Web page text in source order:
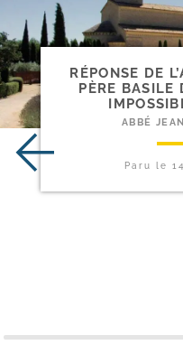
RÉPONSE DE
PÈRE BASILE
ABBÉ
Paru le